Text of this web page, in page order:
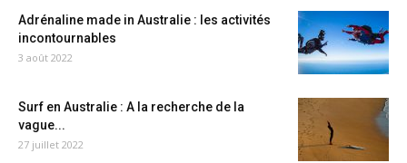
Adrénaline made in Australie : les activités
incontournables
3 août 2022
Surf en Australie : A la recherche de la
vague...
27 juillet 2022